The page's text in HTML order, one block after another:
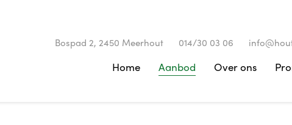
Bospad 2, 2450 Meerhout 014/30 03 06
Home Aanbod Over ons